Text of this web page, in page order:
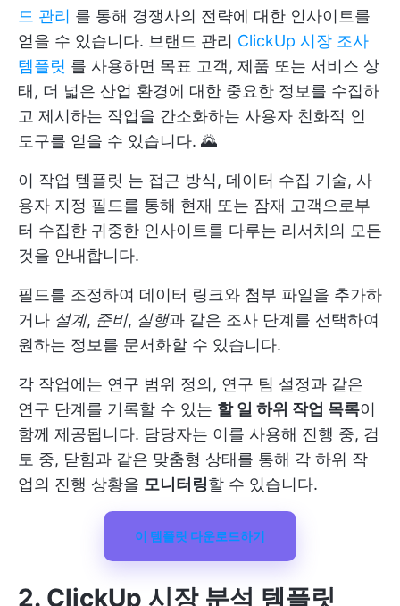
드 관리 를 통해 경쟁사의 전략에 대한 인사이트를
얻을 수 있습니다. 브랜드 관리 ClickUp 시장 조사
템플릿 를 사용하면 목표 고객, 제품 또는 서비스 상
태, 더 넓은 산업 환경에 대한 중요한 정보를 수집하
고 제시하는 작업을 간소화하는 사용자 친화적 인
도구를 얻을 수 있습니다. 🌄
이 작업 템플릿 는 접근 방식, 데이터 수집 기술, 사
용자 지정 필드를 통해 현재 또는 잠재 고객으로부
터 수집한 귀중한 인사이트를 다루는 리서치의 모든
것을 안내합니다.
필드를 조정하여 데이터 링크와 첨부 파일을 추가하
거나 설계, 준비, 실행과 같은 조사 단계를 선택하여
원하는 정보를 문서화할 수 있습니다.
각 작업에는 연구 범위 정의, 연구 팀 설정과 같은
연구 단계를 기록할 수 있는 할 일 하위 작업 목록이
함께 제공됩니다. 담당자는 이를 사용해 진행 중, 검
토 중, 닫힘과 같은 맞춤형 상태를 통해 각 하위 작
업의 진행 상황을 모니터링할 수 있습니다.
이 템플릿 다운로드하기
2. ClickUp 시장 분석 템플릿